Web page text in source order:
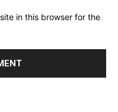
in this browser for the